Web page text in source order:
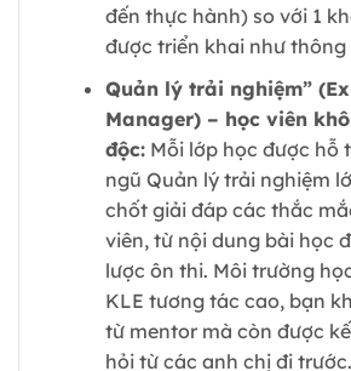
đến thực hành) so với 1
được triển khai như thông
Quản lý trải nghiệm”
Manager) – học viên
độc:Mỗi lớp học được hỗ
ngũ Quản lý trải nghiệm
chốt giải đáp các thắc
viên, từ nội dung bài học
lược ôn thi. Môi trường
KLE tương tác cao, bạn
từ mentor mà còn được
hỏi từ các anh chị đi trước.